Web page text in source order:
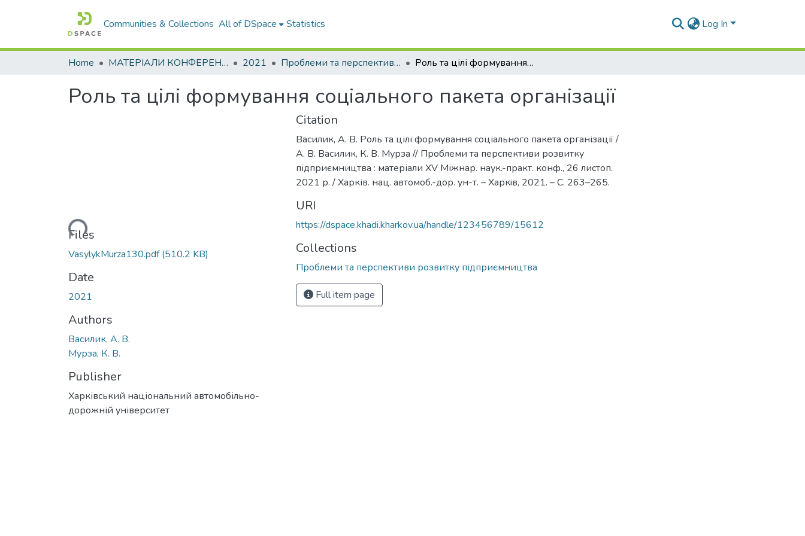
Communities & Collections All of DSpace Statistics Log In
Home МАТЕРІАЛИ КОНФЕРЕНЦІЙ 2021 Проблеми та перспективи розвитку підприємництва Роль та цілі формування соціального пакета організації
Роль та цілі формування соціального пакета організації
Loading...
Files
VasylykMurza130.pdf(510.2 KB)
Date
2021
Authors
Василик, А. В.
Мурза, К. В.
Publisher
Харківський національний автомобільно-
дорожній університет
Citation
Василик, А. В. Роль та цілі формування соціального пакета організації /
А. В. Василик, К. В. Мурза // Проблеми та перспективи розвитку
підприємництва : матеріали ХV Міжнар. наук.-практ. конф., 26 листоп.
2021 р. / Харків. нац. автомоб.-дор. ун-т. – Харкiв, 2021. – С. 263–265.
URI
https://dspace.khadi.kharkov.ua/handle/123456789/15612
Collections
Проблеми та перспективи розвитку підприємництва
Full item page